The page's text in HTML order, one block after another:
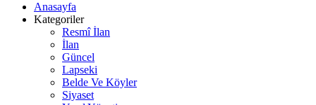
Anasayfa
Kategoriler
Resmî İlan
İlan
Güncel
Lapseki
Belde Ve Köyler
Siyaset